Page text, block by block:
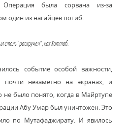
Операция была сорвана из-за
один из нагайцев погиб.
столь "раскручен", как Хаттаб.
событие особой важности,
почти незаметно на экранах, и
было понято, когда в Майртупе
Абу Умар был уничтожен. Это
по Мутафаджирату. И явилось